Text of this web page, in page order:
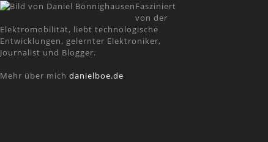
Fasziniert
von der
Elektromobilität, liebt technologische
Entwicklungen, gelernter Elektroniker,
Journalist und Blogger.
Mehr über mich danielboe.de